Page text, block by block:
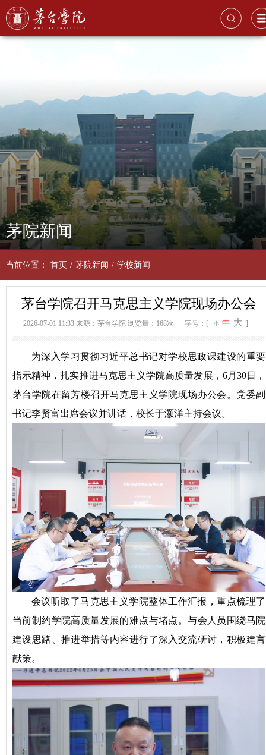
茅院新闻
当前位置： 首页 / 茅院新闻 / 学校新闻
茅台学院召开马克思主义学院现场办公会
2026-07-01 11:33 来源：茅台学院 浏览量：168次 字号：[ 小 中 大 ]
为深入学习贯彻习近平总书记对学校思政课建设的重要
指示精神，扎实推进马克思主义学院高质量发展，6月30日，
茅台学院在留芳楼召开马克思主义学院现场办公会。党委副
书记李贤富出席会议并讲话，校长于灏洋主持会议。
会议听取了马克思主义学院整体工作汇报，重点梳理了
当前制约学院高质量发展的难点与堵点。与会人员围绕马院
建设思路、推进举措等内容进行了深入交流研讨，积极建言
献策。